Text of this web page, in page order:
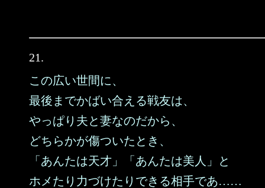
21.
この広い世間に、
最後までかばい合える戦友は、
やっぱり夫と妻なのだから、
どちらかが傷ついたとき、
「あんたは天才」「あんたは美人」と
ホメたり力づけたりできる相手であ……